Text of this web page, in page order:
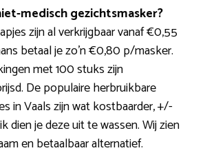
medisch gezichtsmasker?
zijn al verkrijgbaar vanaf €0,55
betaal je zo’n €0,80 p/masker.
met 100 stuks zijn
De populaire herbruikbare
in Vaals zijn wat kostbaarder, +/-
dien je deze uit te wassen. Wij zien
en betaalbaar alternatief.